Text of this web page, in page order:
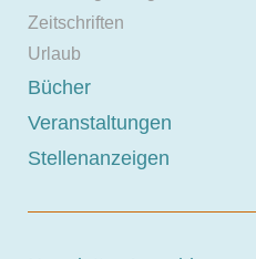
Zeitschriften
Urlaub
Bücher
Veranstaltungen
Stellenanzeigen